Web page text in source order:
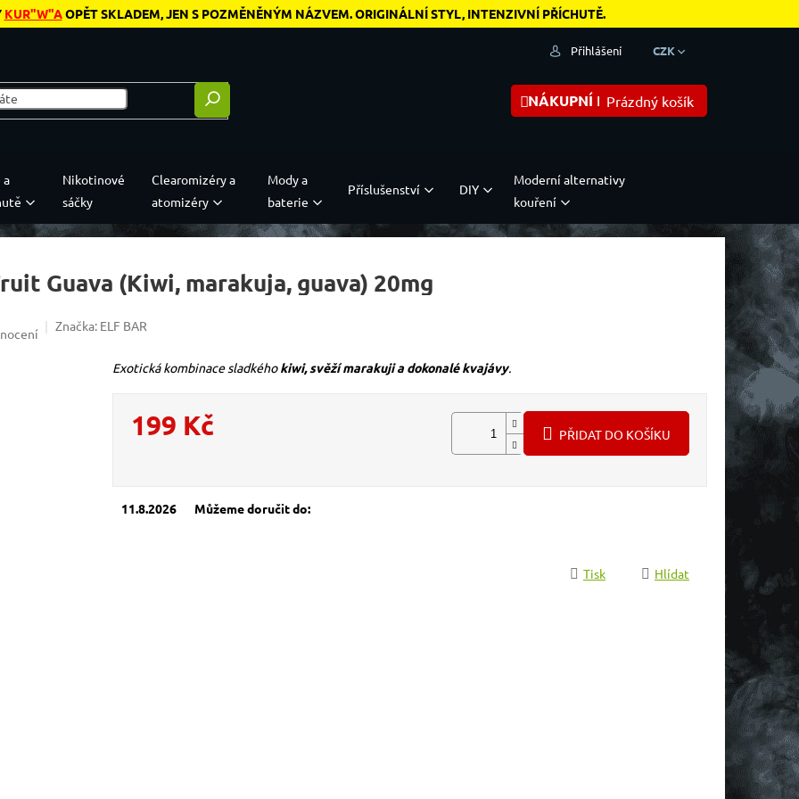
KUR"W"AOPĚT SKLADEM, JEN S POZMĚNĚNÝM NÁZVEM. ORIGINÁLNÍ STYL, INTENZIVNÍ PŘÍCHUTĚ.
CZK
Přihlášení
NÁKUPNÍ KOŠÍKPrázdný košík
a
Nikotinové
sáčky
Clearomizéry a
atomizéry
Mody a
baterie
Příslušenství DIY
Moderní alternativy
kouření
Guava (Kiwi, marakuja, guava) 20mg
z 5 hvězdiček.
Značka: ELF BAR
199 Kč
Můžeme doručit do:
11.8.2026
PŘIDAT DO KOŠÍKU
Exotická kombinace sladkéhokiwi, svěží marakuji a dokonalé kvajávy.
Tisk Hlídat